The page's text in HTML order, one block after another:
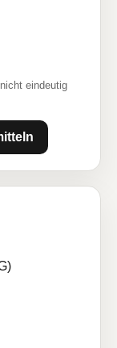
eindeutig